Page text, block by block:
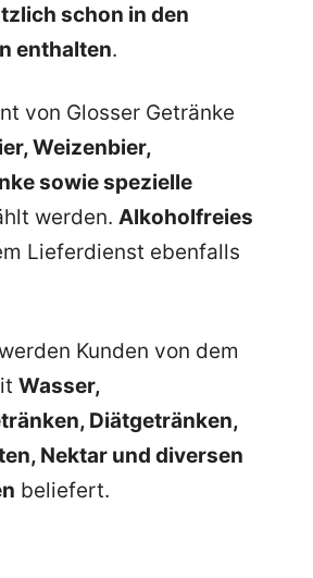
schon in den
enthalten.
von Glosser Getränke
Weizenbier,
sowie spezielle
werden. Alkoholfreies
Lieferdienst ebenfalls
Kunden von dem
Wasser,
Diätgetränken,
Nektar und diversen
beliefert.